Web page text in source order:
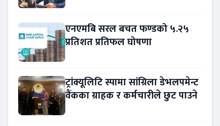
एनएमबि सरल बचत फण्डको ५.२५
प्रतिशत प्रतिफल घोषणा
ट्रांक्यूलिटि स्पामा सांग्रिला डेभलपमेन्ट
वैंकका ग्राहक र कर्मचारीले छुट पाउने